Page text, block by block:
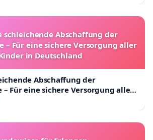
schleichende Abschaffung der
– Für eine sichere Versorgung aller
in Deutschland
Abschaffung der
Für eine sichere Versorgung aller